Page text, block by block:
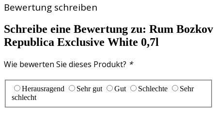
Bewertung schreiben
Schreibe eine Bewertung zu: Rum Bozkov
Republica Exclusive White 0,7l
Wie bewerten Sie dieses Produkt? *
Herausragend Sehr gut Gut Schlechte
Sehr
schlecht